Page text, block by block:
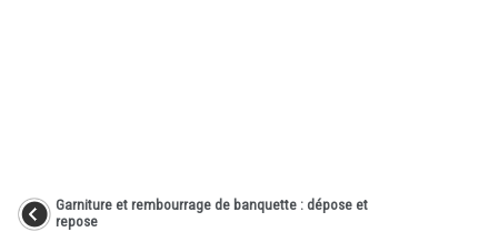
Garniture et rembourrage de banquette : dépose et
repose